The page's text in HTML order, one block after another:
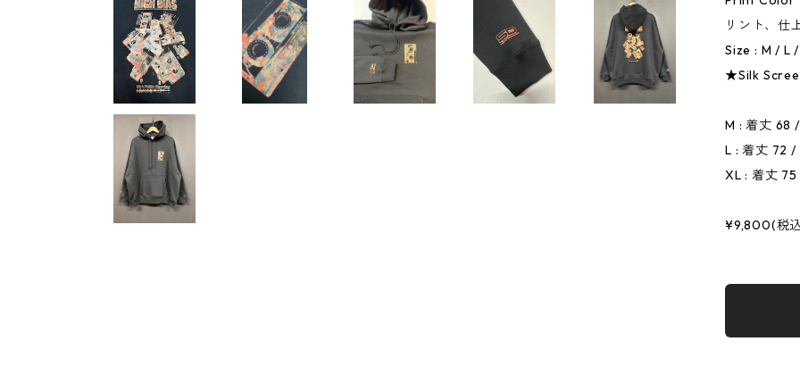
リント、仕
Size : M / L
★Silk
M : 着丈 68
L : 着丈 72
XL : 着丈
¥9,800(税